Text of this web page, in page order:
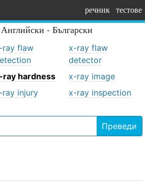
речник тестове
Английски - Български
ray flaw
x-ray flaw
detector
ray hardness
x-ray image
ray injury x-ray inspection
Преведи